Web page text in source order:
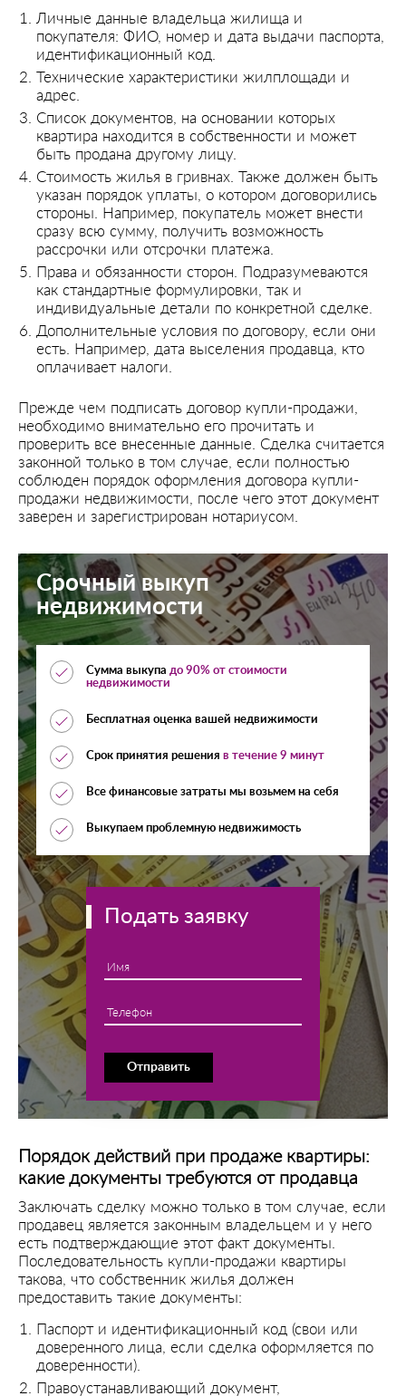
Личные данные владельца жилища и
покупателя: ФИО, номер и дата выдачи паспорта,
идентификационный код.
Технические характеристики жилплощади и
адрес.
Список документов, на основании которых
квартира находится в собственности и может
быть продана другому лицу.
Стоимость жилья в гривнах. Также должен быть
указан порядок уплаты, о котором договорились
стороны. Например, покупатель может внести
сразу всю сумму, получить возможность
рассрочки или отсрочки платежа.
Права и обязанности сторон. Подразумеваются
как стандартные формулировки, так и
индивидуальные детали по конкретной сделке.
Дополнительные условия по договору, если они
есть. Например, дата выселения продавца, кто
оплачивает налоги.
Прежде чем подписать договор купли-продажи,
необходимо внимательно его прочитать и
проверить все внесенные данные. Сделка считается
законной только в том случае, если полностью
соблюден порядок оформления договора купли-
продажи недвижимости, после чего этот документ
заверен и зарегистрирован нотариусом.
Срочный выкуп
недвижимости
Сумма выкупа до 90% от стоимости
недвижимости
Бесплатная оценка вашей недвижимости
Срок принятия решения в течение 9 минут
Все финансовые затраты мы возьмем на себя
Выкупаем проблемную недвижимость
Подать заявку
Имя
Телефон
Отправить
Порядок действий при продаже квартиры:
какие документы требуются от продавца
Заключать сделку можно только в том случае, если
продавец является законным владельцем и у него
есть подтверждающие этот факт документы.
Последовательность купли-продажи квартиры
такова, что собственник жилья должен
предоставить такие документы:
Паспорт и идентификационный код (свои или
доверенного лица, если сделка оформляется по
доверенности).
Правоустанавливающий документ,